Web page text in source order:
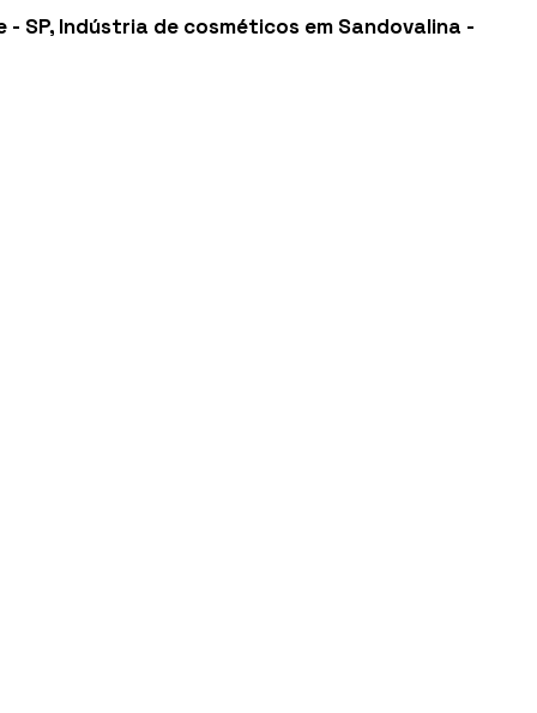
- SP, Indústria de cosméticos em Sandovalina -